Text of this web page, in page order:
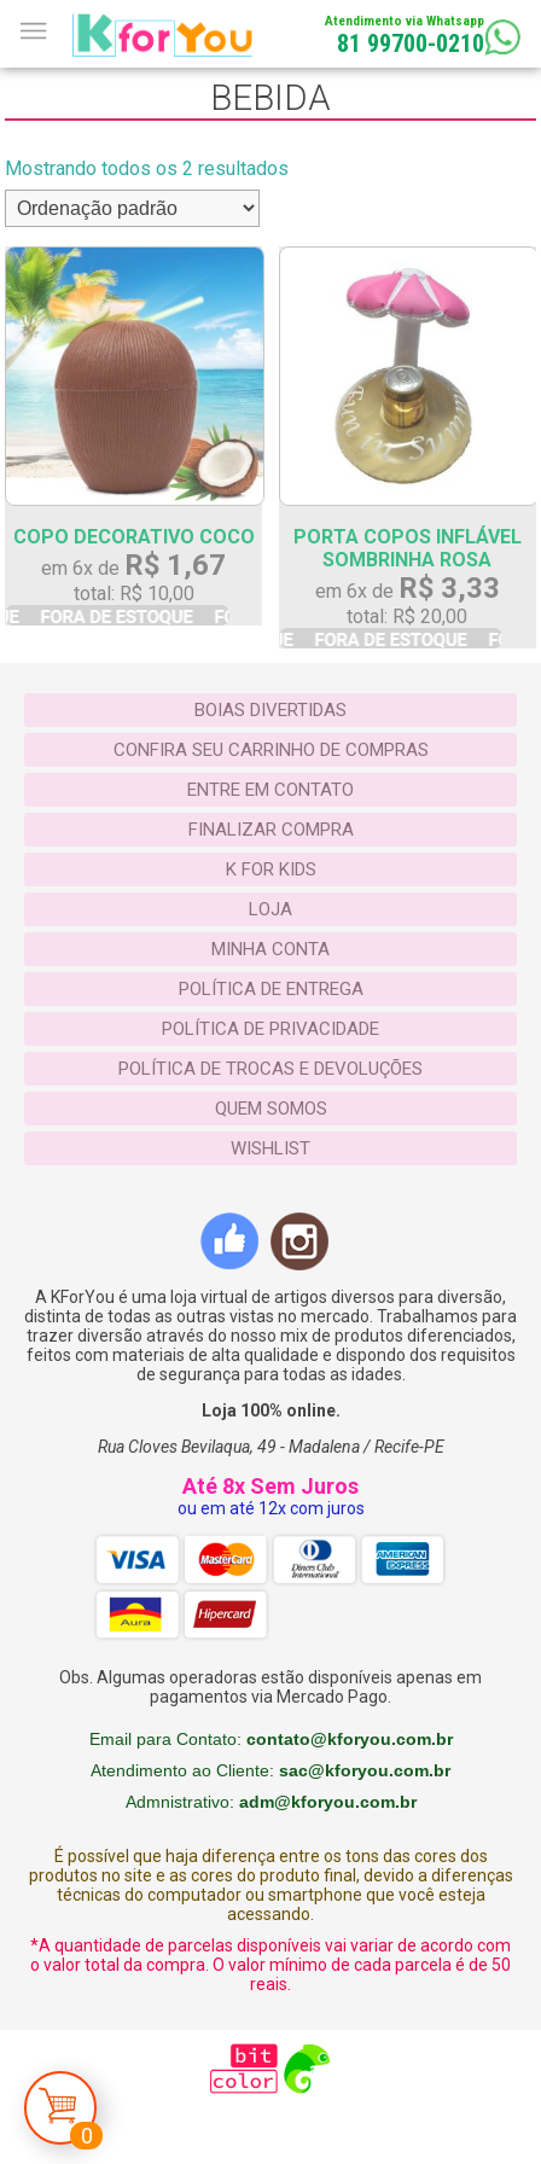
Atendimento via Whatsapp
81 99700-0210
0
BEBIDA
Mostrando todos os 2 resultados
COPO DECORATIVO COCO
em 6x de R$ 1,67
total: R$ 10,00
PORTA COPOS INFLÁVEL
SOMBRINHA ROSA
em 6x de R$ 3,33
total: R$ 20,00
BOIAS DIVERTIDAS
CONFIRA SEU CARRINHO DE COMPRAS
ENTRE EM CONTATO
FINALIZAR COMPRA
K FOR KIDS
LOJA
MINHA CONTA
POLÍTICA DE ENTREGA
POLÍTICA DE PRIVACIDADE
POLÍTICA DE TROCAS E DEVOLUÇÕES
QUEM SOMOS
WISHLIST
A KForYou é uma loja virtual de artigos diversos para diversão,
distinta de todas as outras vistas no mercado. Trabalhamos para
trazer diversão através do nosso mix de produtos diferenciados,
feitos com materiais de alta qualidade e dispondo dos requisitos
de segurança para todas as idades.
Loja 100% online.
Rua Cloves Bevilaqua, 49 - Madalena / Recife-PE
Até 8x Sem Juros
ou em até 12x com juros
Obs. Algumas operadoras estão disponíveis apenas em
pagamentos via Mercado Pago.
Email para Contato: contato@kforyou.com.br
Atendimento ao Cliente: sac@kforyou.com.br
Admnistrativo: adm@kforyou.com.br
É possível que haja diferença entre os tons das cores dos
produtos no site e as cores do produto final, devido a diferenças
técnicas do computador ou smartphone que você esteja
acessando.
*A quantidade de parcelas disponíveis vai variar de acordo com
o valor total da compra. O valor mínimo de cada parcela é de 50
reais.